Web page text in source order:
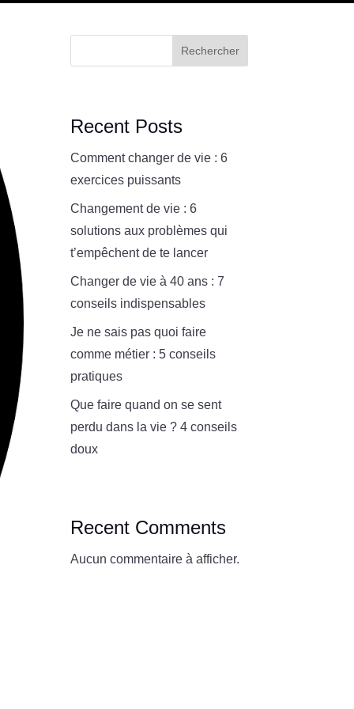
Rechercher
Recent Posts
Comment changer de vie : 6
exercices puissants
Changement de vie : 6
solutions aux problèmes qui
t’empêchent de te lancer
Changer de vie à 40 ans : 7
conseils indispensables
Je ne sais pas quoi faire
comme métier : 5 conseils
pratiques
Que faire quand on se sent
perdu dans la vie ? 4 conseils
doux
Recent Comments
Aucun commentaire à afficher.